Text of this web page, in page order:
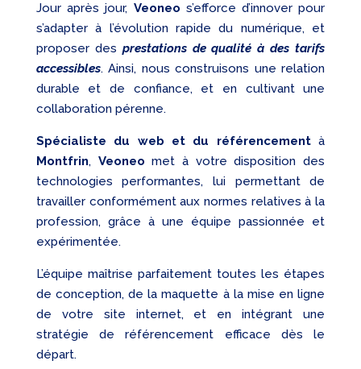
Jour après jour, Veoneo s’efforce d’innover pour
s’adapter à l’évolution rapide du numérique, et
proposer des prestations de qualité à des tarifs
accessibles. Ainsi, nous construisons une relation
durable et de confiance, et en cultivant une
collaboration pérenne.
Spécialiste du web et du référencementà
Montfrin, Veoneo met à votre disposition des
technologies performantes, lui permettant de
travailler conformément aux normes relatives à la
profession, grâce à une équipe passionnée et
expérimentée.
L’équipe maîtrise parfaitement toutes les étapes
de conception, de la maquette à la mise en ligne
de votre site internet, et en intégrant une
stratégie de référencement efficace dès le
départ.